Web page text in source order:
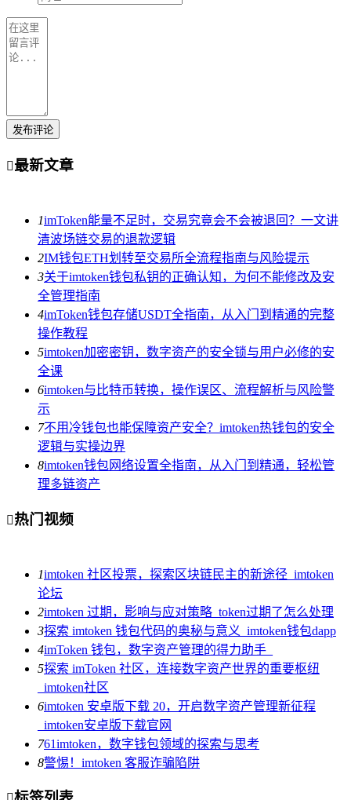
发布评论
最新文章
1imToken能量不足时，交易究竟会不会被退回？一文讲
清波场链交易的退款逻辑
2IM钱包ETH划转至交易所全流程指南与风险提示
3关于imtoken钱包私钥的正确认知，为何不能修改及安
全管理指南
4imToken钱包存储USDT全指南，从入门到精通的完整
操作教程
5imtoken加密密钥，数字资产的安全锁与用户必修的安
全课
6imtoken与比特币转换，操作误区、流程解析与风险警
示
7不用冷钱包也能保障资产安全？imtoken热钱包的安全
逻辑与实操边界
8imtoken钱包网络设置全指南，从入门到精通，轻松管
理多链资产
热门视频
1imtoken 社区投票，探索区块链民主的新途径_imtoken
论坛
2imtoken 过期，影响与应对策略_token过期了怎么处理
3探索 imtoken 钱包代码的奥秘与意义_imtoken钱包dapp
4imToken 钱包，数字资产管理的得力助手_
5探索 imToken 社区，连接数字资产世界的重要枢纽
_imtoken社区
6imtoken 安卓版下载 20，开启数字资产管理新征程
_imtoken安卓版下载官网
761imtoken，数字钱包领域的探索与思考
8警惕！imtoken 客服诈骗陷阱